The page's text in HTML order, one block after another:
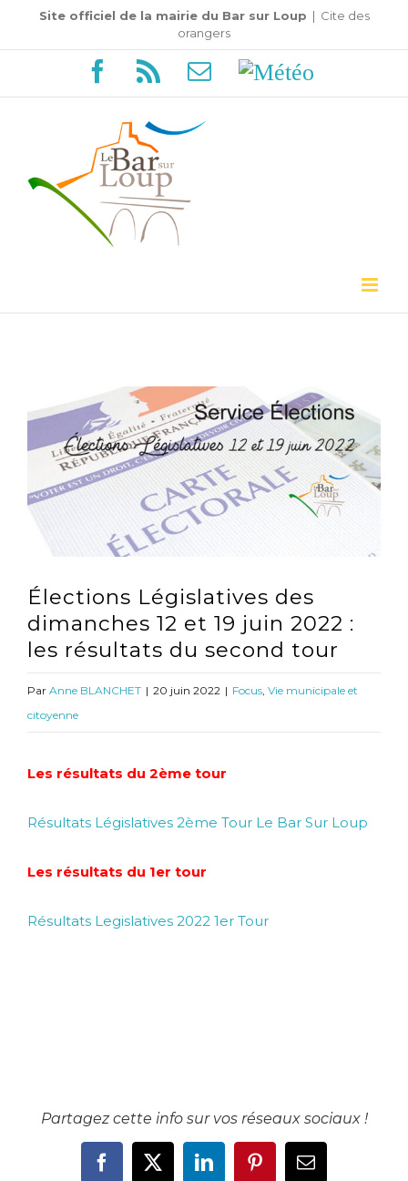
Passer
au
Site officiel de la mairie du Bar sur Loup | Cite des
orangers
Facebook
Rss EmailMétéo
l'image
agrandie
Élections Législatives des
dimanches 12 et 19 juin 2022 :
les résultats du second tour
Par Anne BLANCHET | 20 juin 2022 | Focus Vie municipale et
citoyenne
Les résultats du 2ème tour
Résultats Législatives 2ème Tour Le Bar Sur Loup
Les résultats du 1er tour
Résultats Legislatives 2022 1er Tour
Partagez cette info sur vos réseaux sociaux !
Facebook
X LinkedInPinterestEmail